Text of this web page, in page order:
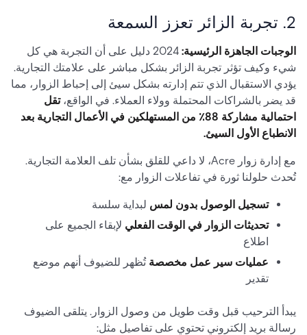
2. تجربة الزائر تعزز السمعة
الوجبات الجاهزة الرئيسية:
2024 دليل على أن التجربة هي كل
شيء وكيف تؤثر تجربة الزائر بشكل مباشر على علامتك التجارية.
يؤدي الاستقبال الذي تتم إدارته بشكل سيئ إلى إحباط الزوار، مما
قد يضر بالشراكات المحتملة وولاء العملاء. في الواقع،تقل
احتمالية مشاركة 88٪ من المستهلكين في الأعمال التجارية بعد
الانطباع الأول السيئ.
مع إدارة زوار Acre، لا داعي للقلق بشأن تلف العلامة التجارية.
تُحدث حلولنا ثورة في تفاعلات الزوار مع:
تسجيل الوصول بدون لمس لبداية سلسة
تحديثات الزوار في الوقت الفعلي لإبقاء الجميع على
اطلاع
عمليات سير عمل مخصصة تُظهر للضيوف أنهم موضع
تقدير
يبدأ الترحيب قبل وقت طويل من وصول الزوار. يتلقى الضيوف
رسالة بريد إلكتروني تحتوي على تفاصيل مثل: